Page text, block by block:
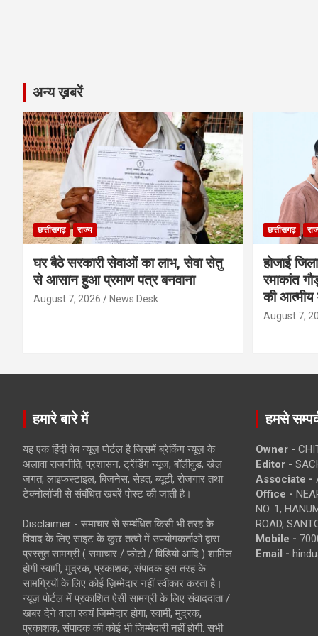
अन्य ख़बरें
छत्तीसगढ़ राज्य
घर बैठे सरकारी सेवाओं का लाभ, सेवा सेतु
से आसान हुआ प्रमाण पत्र बनवाना
August 7, 2026 News Desk
छत्तीसगढ़
होजाई
रमाकांत
की आत्मीय
August 7,
हमारे बारे में
यह एक हिंदी वेब न्यूज़ पोर्टल है जिसमें ब्रेकिंग न्यूज़ के
अलावा राजनीति, प्रशासन, ट्रेंडिंग न्यूज, बॉलीवुड, खेल
जगत, लाइफस्टाइल, बिजनेस, सेहत, ब्यूटी, रोजगार तथा
टेक्नोलॉजी से संबंधित खबरें पोस्ट की जाती है।
Disclaimer - समाचार से सम्बंधित किसी भी तरह के
विवाद के लिए साइट के कुछ तत्वों में उपयोगकर्ताओं द्वारा
प्रस्तुत सामग्री ( समाचार / फोटो / विडियो आदि ) शामिल
होगी स्वामी, मुद्रक, प्रकाशक, संपादक इस तरह के
सामग्रियों के लिए कोई ज़िम्मेदार नहीं स्वीकार करता है।
न्यूज़ पोर्टल में प्रकाशित ऐसी सामग्री के लिए संवाददाता /
खबर देने वाला स्वयं जिम्मेदार होगा, स्वामी, मुद्रक,
प्रकाशक, संपादक की कोई भी जिम्मेदारी नहीं होगी. सभी
हमसे
Owner -
Editor -
Associate -
Office -
NO. 1,
ROAD,
Mobile -
Email -